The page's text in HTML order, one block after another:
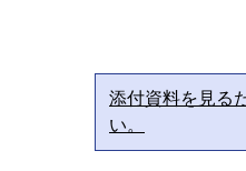
添付資料を見る
い。